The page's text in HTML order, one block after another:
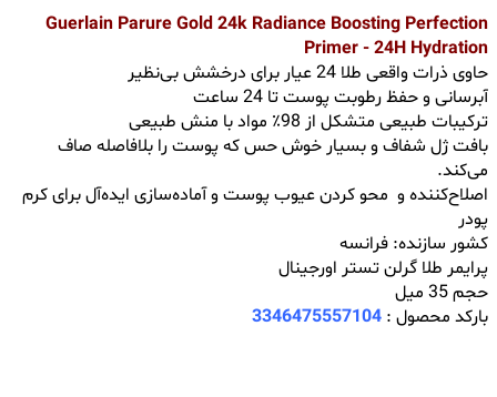
Guerlain Parure Gold 24k Radiance Boosting Perfection
Primer - 24H Hydration
حاوی ذرات واقعی طلا 24 عیار برای درخشش بی‌نظیر
آبرسانی و حفظ رطوبت پوست تا 24 ساعت
ترکیبات طبیعی متشکل از 98٪ مواد با منش طبیعی
بافت ژل شفاف و بسیار خوش حس که پوست را بلافاصله صاف
می‌کند.
اصلاح‌کننده و محو کردن عیوب پوست و آماده‌سازی ایده‌آل برای کرم
پودر
کشور سازنده: فرانسه
پرایمر طلا گرلن تستر اورجینال
حجم 35 میل
بارکد محصول : 3346475557104